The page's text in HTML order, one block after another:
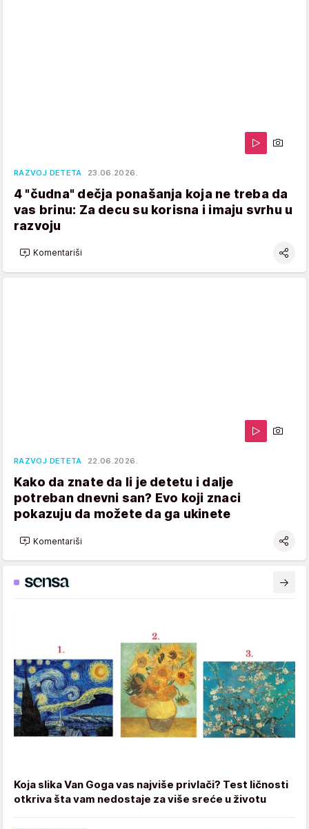
RAZVOJ DETETA 23.06.2026.
4 "čudna" dečja ponašanja koja ne treba da
vas brinu: Za decu su korisna i imaju svrhu u
razvoju
Komentariši
RAZVOJ DETETA 22.06.2026.
Kako da znate da li je detetu i dalje
potreban dnevni san? Evo koji znaci
pokazuju da možete da ga ukinete
Komentariši
Koja slika Van Goga vas najviše privlači? Test ličnosti
otkriva šta vam nedostaje za više sreće u životu